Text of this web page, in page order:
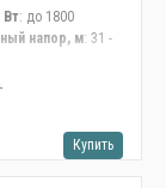
Вт: до 1800
напор, м: 31 -
м³/час
размер
Купить